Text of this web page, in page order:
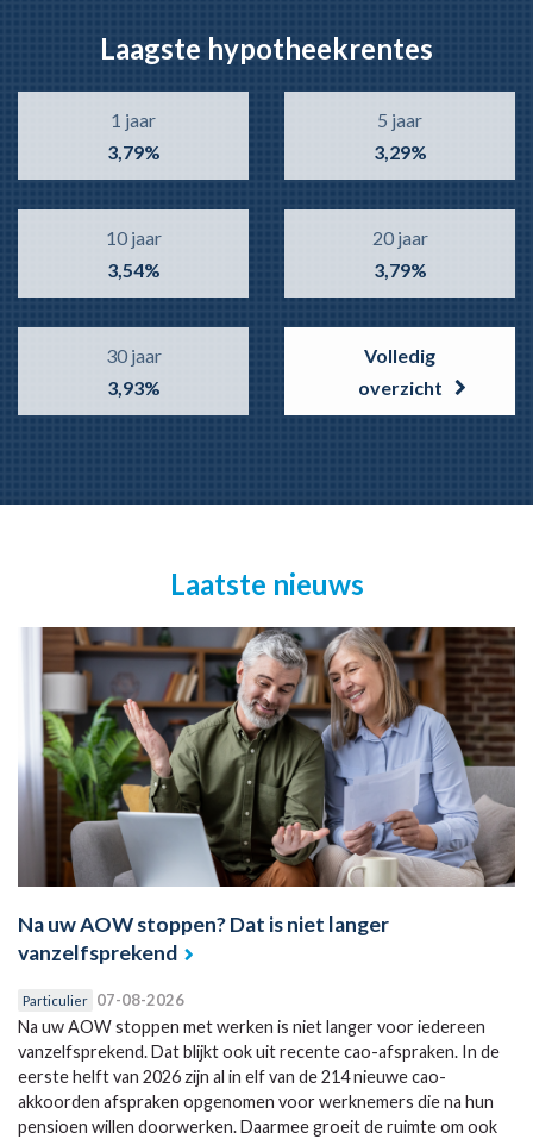
Laagste hypotheekrentes
1 jaar
3,79%
5 jaar
3,29%
10 jaar
3,54%
20 jaar
3,79%
30 jaar
3,93%
Volledig
overzicht
Laatste nieuws
Na uw AOW stoppen? Dat is niet langer
vanzelfsprekend
Particulier 07-08-2026
Na uw AOW stoppen met werken is niet langer voor iedereen
vanzelfsprekend. Dat blijkt ook uit recente cao-afspraken. In de
eerste helft van 2026 zijn al in elf van de 214 nieuwe cao-
akkoorden afspraken opgenomen voor werknemers die na hun
pensioen willen doorwerken. Daarmee groeit de ruimte om ook